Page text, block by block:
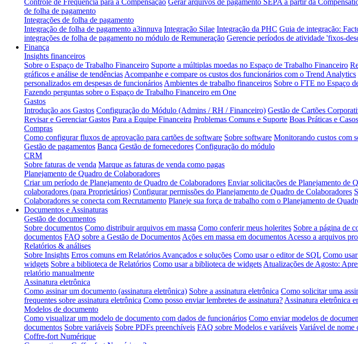
de folha de pagamento
Integrações de folha de pagamento
Integração de folha de pagamento a3innuva Integração Silae Integração da PHC Guia de integração:
integrações de folha de pagamento no módulo de Remuneração Gerencie períodos de atividade 'fixos-
Finança
Insights financeiros
Sobre o Espaço de Trabalho Financeiro Suporte a múltiplas moedas no Espaço de Trabalho Financeiro
gráficos e análise de tendências Acompanhe e compare os custos dos funcionários com o Trend Analytics
personalizados em despesas de funcionários Ambientes de trabalho financeiros Sobre o FTE no Espaço
Fazendo perguntas sobre o Espaço de Trabalho Financeiro em One
Gastos
Introdução aos Gastos Configuração do Módulo (Admins / RH / Financeiro) Gestão de Cartões
Revisar e Gerenciar Gastos Para a Equipe Financeira Problemas Comuns e Suporte Boas Práticas e
Compras
Como configurar fluxos de aprovação para cartões de software Sobre software Monitorando custos com
Gestão de pagamentos Banca Gestão de fornecedores Configuração do módulo
CRM
Sobre faturas de venda Marque as faturas de venda como pagas
Planejamento de Quadro de Colaboradores
Criar um período de Planejamento de Quadro de Colaboradores Enviar solicitações de Planejamento de
colaboradores (para Proprietários) Configurar permissões do Planejamento de Quadro de Colaboradores
Colaboradores se conecta com Recrutamento Planeje sua força de trabalho com o Planejamento de
Documentos e Assinaturas
Gestão de documentos
Sobre documentos Como distribuir arquivos em massa Como conferir meus holerites Sobre a página de
documentos FAQ sobre a Gestão de Documentos Ações em massa em documentos Acesso a arquivos
Relatórios & análises
Sobre Insights Erros comuns em Relatórios Avançados e soluções Como usar o editor de SQL Como
widgets Sobre a biblioteca de Relatórios Como usar a biblioteca de widgets Atualizações de Agosto:
relatório manualmente
Assinatura eletrônica
Como assinar um documento (assinatura eletrônica) Sobre a assinatura eletrônica Como solicitar uma
frequentes sobre assinatura eletrônica Como posso enviar lembretes de assinatura? Assinatura eletrônica
Modelos de documento
Como visualizar um modelo de documento com dados de funcionários Como enviar modelos de
documentos Sobre variáveis Sobre PDFs preenchíveis FAQ sobre Modelos e variáveis Variável de nome
Coffre-fort Numérique